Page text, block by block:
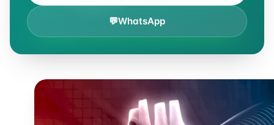
💬WhatsApp